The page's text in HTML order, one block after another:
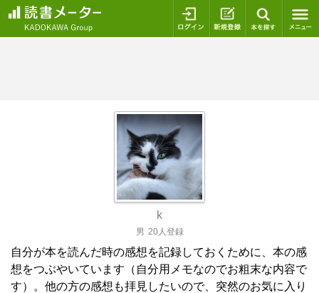
ログイン 新規登録
k
男 20人登録
自分が本を読んだ時の感想を記録しておくために、本の感
想をつぶやいています（自分用メモなのでお粗末な内容で
す）。他の方の感想も拝見したいので、突然のお気に入り